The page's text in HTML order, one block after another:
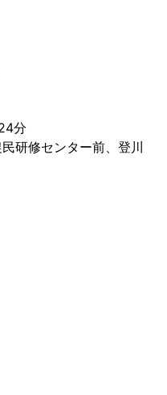
分
研修センター前、登川